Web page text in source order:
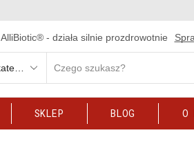
AlliBiotic® - działa silnie prozdrowotnie
SKLEP BLOG O